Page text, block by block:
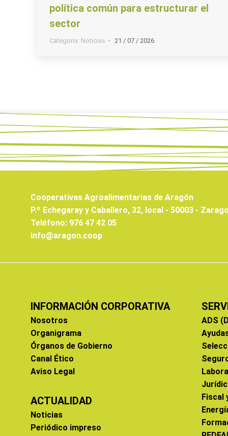
política común para estructurar el
sector
Categoria: Noticias 21 / 07 / 2026
Cooperativas Agroalimentarias de Aragón
P.º Echegaray y Caballero, 32, local - 50003 -
Teléfono: 976 47 42 05
info@aragon.coop
INFORMACIÓN CORPORATIVA
Nosotros
Organigrama
Órganos de Gobierno
Canal Ético
Aviso Legal
ACTUALIDAD
Noticias
Periódico impreso
ADS
Fiscal